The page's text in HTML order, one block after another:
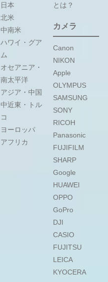
日本
北米
中南米
ハワイ・グア
ム
オセアニア・
南太平洋
アジア・中国
中近東・トル
コ
ヨーロッパ
アフリカ
とは？
カメラ
Canon
NIKON
Apple
OLYMPUS
SAMSUNG
SONY
RICOH
Panasonic
FUJIFILM
SHARP
Google
HUAWEI
OPPO
GoPro
DJI
CASIO
FUJITSU
LEICA
KYOCERA